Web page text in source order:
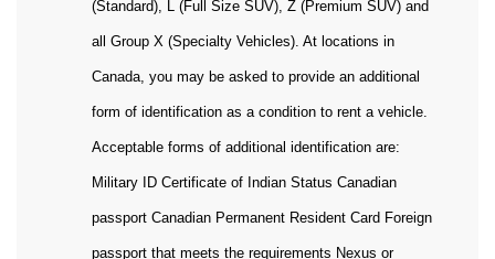
(Standard), L (Full Size SUV), Z (Premium SUV) and
all Group X (Specialty Vehicles). At locations in
Canada, you may be asked to provide an additional
form of identification as a condition to rent a vehicle.
Acceptable forms of additional identification are:
Military ID Certificate of Indian Status Canadian
passport Canadian Permanent Resident Card Foreign
passport that meets the requirements Nexus or